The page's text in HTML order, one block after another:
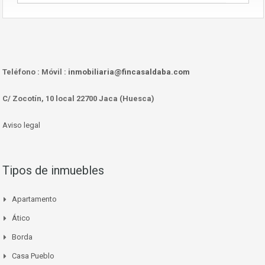
Teléfono : Móvil : inmobiliaria@fincasaldaba.com
C/ Zocotín, 10 local 22700 Jaca (Huesca)
Aviso legal
Tipos de inmuebles
Apartamento
Ático
Borda
Casa Pueblo